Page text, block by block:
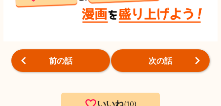
前の話 次の話
いいね 10